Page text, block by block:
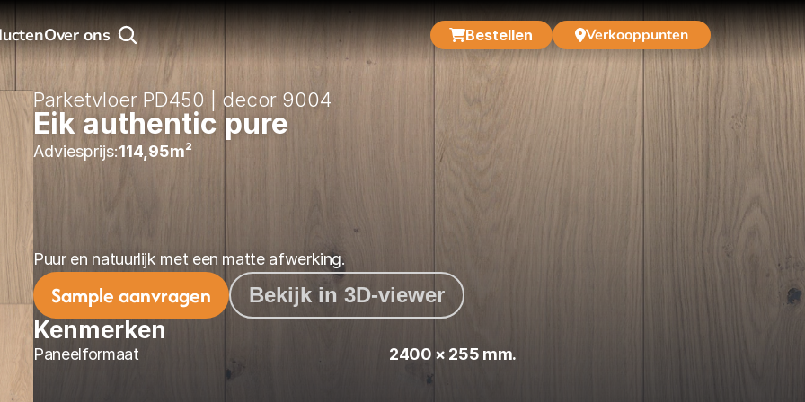
Over ons Bestellen Verkooppunten
Parketvloer PD450 | decor 9004
Eik authentic pure
Adviesprijs:114,95m²
Puur en natuurlijk met een matte afwerking.
Sample aanvragen Bekijk in 3D-viewer
Kenmerken
Paneelformaat 2400 × 255 mm.